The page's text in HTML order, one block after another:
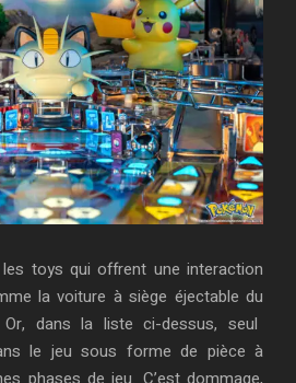
toys qui offrent une interaction
la voiture à siège éjectable du
dans la liste ci-dessus, seul
le jeu sous forme de pièce à
phases de jeu. C’est dommage,